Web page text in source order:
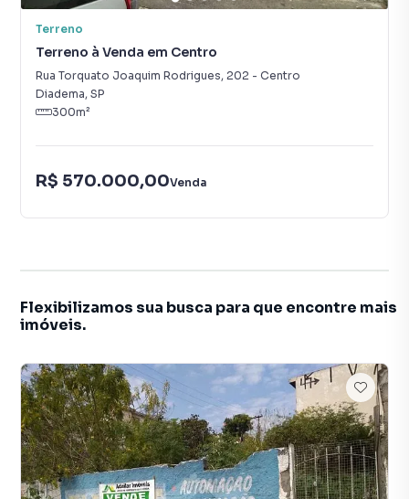
Terreno
Terreno à Venda em Centro
Rua Torquato Joaquim Rodrigues, 202 - Centro
Diadema, SP
300m²
R$ 570.000,00Venda
Flexibilizamos sua busca para que encontre mais
imóveis.